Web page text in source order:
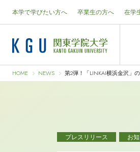
本学で学びたい方へ 卒業生の方へ 在学
HOME NEWS 第2弾！「LINKAI横浜金沢」
プレスリリース お